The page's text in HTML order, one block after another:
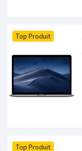
Top Produit
Top Produit